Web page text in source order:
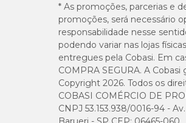
* As promoções, parcerias e
promoções, será necessário
responsabilidade nesse
podendo variar nas lojas
entregues pela Cobasi. Em
COMPRA SEGURA. A
Copyright 2026. Todos os
COBASI COMÉRCIO DE
CNPJ 53.153.938/0016-94 -